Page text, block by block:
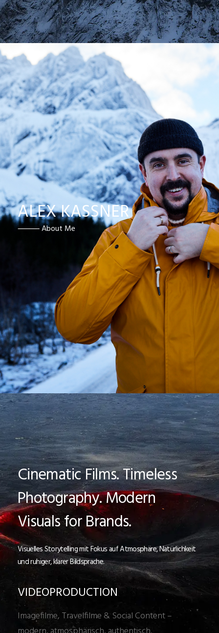
ALEX KASSNER
⸻ About Me
Cinematic Films. Timeless
Photography. Modern
Visuals for Brands.
Visuelles Storytelling mit Fokus auf Atmosphäre, Natürlichkeit
und ruhiger, klarer Bildsprache.
VIDEOPRODUCTION
Imagefilme, Travelfilme & Social Content –